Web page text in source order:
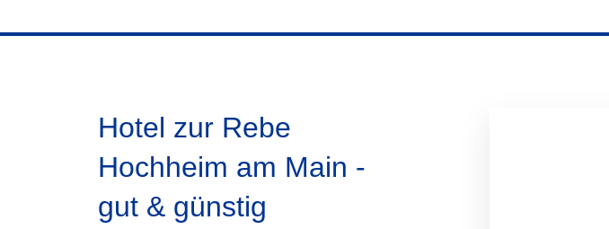
Hotel zur Rebe
Hochheim am Main -
gut & günstig